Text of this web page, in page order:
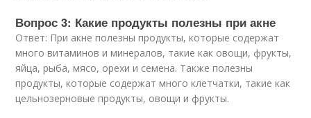
Вопрос 3: Какие продукты полезны при акне
Ответ: При акне полезны продукты, которые содержат
много витаминов и минералов, такие как овощи, фрукты,
яйца, рыба, мясо, орехи и семена. Также полезны
продукты, которые содержат много клетчатки, такие как
цельнозерновые продукты, овощи и фрукты.